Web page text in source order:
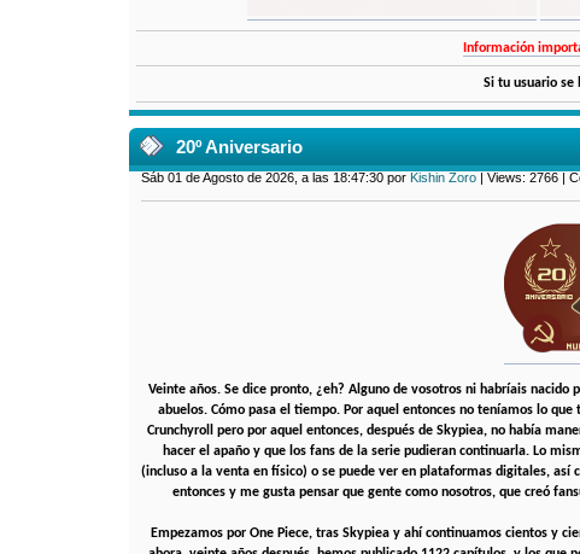
Información
Si tu usuario
20º Aniversario
Sáb 01 de Agosto de 2026, a las 18:47:30 por Kishin Zoro| Views: 2766 |
Veinte años. Se dice pronto, ¿eh? Alguno de vosotros ni habríais
abuelos. Cómo pasa el tiempo. Por aquel entonces no teníamos lo
Crunchyroll pero por aquel entonces, después de Skypiea, no había
hacer el apaño y que los fans de la serie pudieran continuarla. Lo
(incluso a la venta en físico) o se puede ver en plataformas digitales, así
entonces y me gusta pensar que gente como nosotros, que creó
Empezamos por One Piece, tras Skypiea y ahí continuamos cientos y